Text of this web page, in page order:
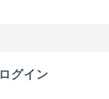
ログイン